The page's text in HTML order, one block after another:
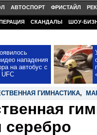
АВТОСПОРТ ФРИСТАЙЛ
СКАНДАЛЫ ШОУ-
нападения
на автобус с
ГИМНАСТИКА,
серебро